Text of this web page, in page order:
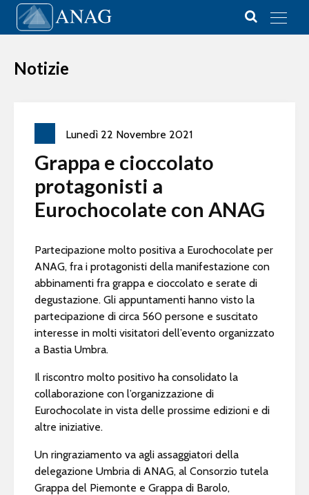
Vai al contenuto
Main Navigation
Notizie
Lunedì 22 Novembre 2021
Grappa e cioccolato
protagonisti a
Eurochocolate con ANAG
Partecipazione molto positiva a Eurochocolate per
ANAG, fra i protagonisti della manifestazione con
abbinamenti fra grappa e cioccolato e serate di
degustazione. Gli appuntamenti hanno visto la
partecipazione di circa 560 persone e suscitato
interesse in molti visitatori dell’evento organizzato
a Bastia Umbra.
Il riscontro molto positivo ha consolidato la
collaborazione con l’organizzazione di
Eurochocolate in vista delle prossime edizioni e di
altre iniziative.
Un ringraziamento va agli assaggiatori della
delegazione Umbria di ANAG, al Consorzio tutela
Grappa del Piemonte e Grappa di Barolo,